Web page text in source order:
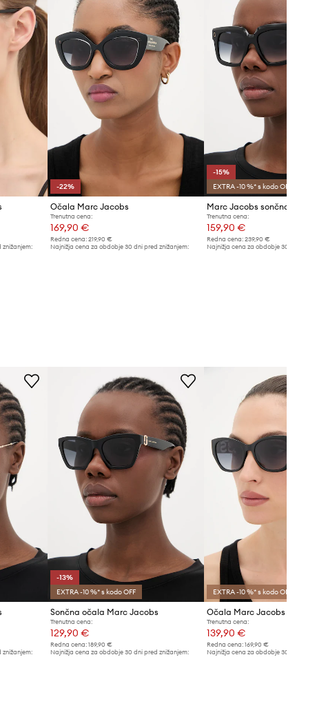
MARC JACOBS
-22%
Očala Marc Jacobs
Trenutna cena:
169,90 €
Redna cena:219,90 €
Najnižja cena za obdobje 30 dni pred znižanjem:
-15%
EXTRA -10 %* s kodo OFF
Marc Jacobs sončna očala
Trenutna cena:
159,90 €
Redna cena: 239,90 €
Najnižja cena za obdobje 30 dni pred
-13%
EXTRA -10 %* s kodo OFF
Sončna očala Marc Jacobs
Trenutna cena:
129,90 €
Redna cena:189,90 €
Najnižja cena za obdobje 30 dni pred znižanjem:
EXTRA -10 %* s kodo OFF
Očala Marc Jacobs
Trenutna cena:
139,90 €
Redna cena: 169,90 €
Najnižja cena za obdobje 30 dni pred